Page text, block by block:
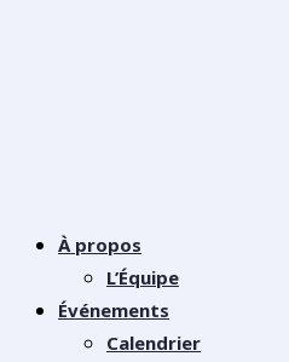
À propos
L’Équipe
Événements
Calendrier